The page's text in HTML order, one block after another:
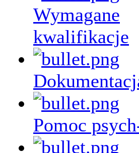
Wymagane
kwalifikacje
Pomoc